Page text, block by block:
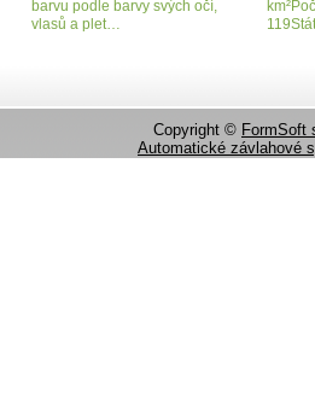
barvu podle barvy svých očí,
vlasů a plet…
Copyright © FormSoft
Automatické závlahové